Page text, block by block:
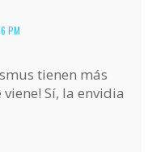
PM
tienen más
Sí, la envidia